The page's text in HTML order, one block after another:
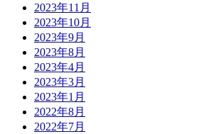
2023年11月
2023年10月
2023年9月
2023年8月
2023年4月
2023年3月
2023年1月
2022年8月
2022年7月